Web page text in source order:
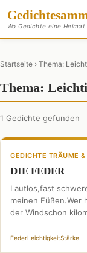
Gedichte
Wo Gedichte eine
Startseite › Thema:
Thema:
1 Gedichte gefunden
GEDICHTE TRÄUME
DIE FEDER
Lautlos,fast
meinen Füßen.Wer
der Windschon
FederLeichtigkeitStärke